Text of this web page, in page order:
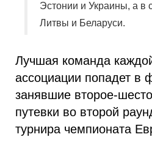
Эстонии и Украины, а в
Литвы и Беларуси.
Лучшая команда
ассоциации попадет в
занявшие второе-
путевки во второй
турнира чемпионата